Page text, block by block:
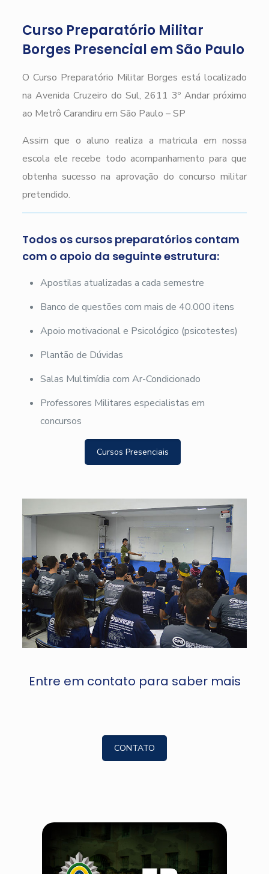
Curso Preparatório Militar
Borges Presencial em São Paulo
O Curso Preparatório Militar Borges está localizado
na Avenida Cruzeiro do Sul, 2611 3º Andar próximo
ao Metrô Carandiru em São Paulo – SP
Assim que o aluno realiza a matricula em nossa
escola ele recebe todo acompanhamento para que
obtenha sucesso na aprovação do concurso militar
pretendido.
Todos os cursos preparatórios contam
com o apoio da seguinte estrutura:
Apostilas atualizadas a cada semestre
Banco de questões com mais de 40.000 itens
Apoio motivacional e Psicológico (psicotestes)
Plantão de Dúvidas
Salas Multimídia com Ar-Condicionado
Professores Militares especialistas em
concursos
Cursos Presenciais
Entre em contato para saber mais
CONTATO